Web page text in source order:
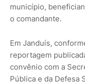
município,
o comandante.
Em Janduís,
reportagem
convênio com a
Pública e da Defesa